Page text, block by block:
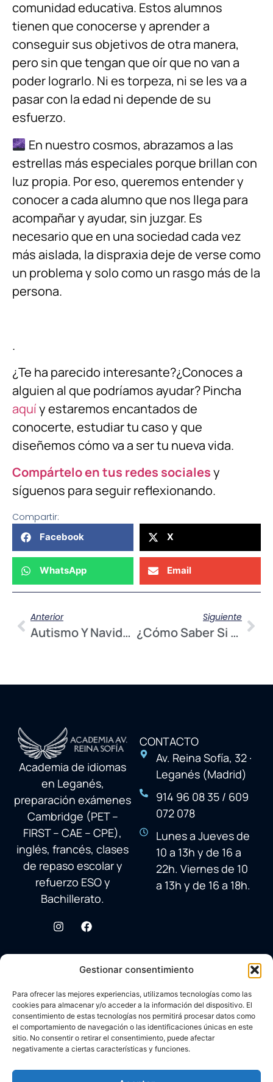
Gestionar consentimiento
Para ofrecer las mejores experiencias, utilizamos tecnologías como las
cookies para almacenar y/o acceder a la información del dispositivo. El
consentimiento de estas tecnologías nos permitirá procesar datos como
el comportamiento de navegación o las identificaciones únicas en este
sitio. No consentir o retirar el consentimiento, puede afectar
negativamente a ciertas características y funciones.
comunidad educativa. Estos alumnos
tienen que conocerse y aprender a
conseguir sus objetivos de otra manera,
pero sin que tengan que oír que no van a
poder lograrlo. Ni es torpeza, ni se les va a
pasar con la edad ni depende de su
esfuerzo.
En nuestro cosmos, abrazamos a las
estrellas más especiales porque brillan con
luz propia. Por eso, queremos entender y
conocer a cada alumno que nos llega para
acompañar y ayudar, sin juzgar. Es
necesario que en una sociedad cada vez
más aislada, la dispraxia deje de verse como
un problema y solo como un rasgo más de la
persona.
.
¿Te ha parecido interesante?¿Conoces a
alguien al que podríamos ayudar? Pincha
aquíy estaremos encantados de
conocerte, estudiar tu caso y que
diseñemos cómo va a ser tu nueva vida.
Compártelo en tus redes socialesy
síguenos para seguir reflexionando.
Compartir:
Facebook X
WhatsApp Email
Anterior
Autismo Y Navidad: Cómo Acompañar Sin Sufrir
Siguiente
¿Cómo Saber Si Mi Hijo Tiene TDAH?
Academia de idiomas
en Leganés,
preparación exámenes
Cambridge (PET –
FIRST – CAE – CPE),
inglés, francés, clases
de repaso escolar y
refuerzo ESO y
Bachillerato.
CONTACTO
Av. Reina Sofía, 32 ·
Leganés (Madrid)
914 96 08 35 / 609
072 078
Lunes a Jueves de
10 a 13h y de 16 a
22h. Viernes de 10
a 13h y de 16 a 18h.
Carlos Corral